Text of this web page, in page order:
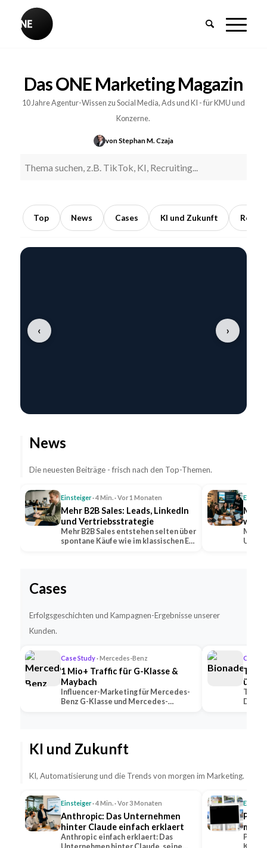
Das ONE Marketing Magazin
10 Jahre Agentur-Wissen zu Social Media, Ads und KI - für KMU und
Konzerne.
von Stephan M. Czaja
Top News Cases KI und Zukunft
PR:
Earned
Kooperationen
mit
Lesezeit
‹ ›
News
Die neuesten Beiträge - frisch nach den Top-Themen.
Einsteiger· 4 Min. · Vor 1 Monaten
Mehr B2B Sales: Leads, LinkedIn
und Vertriebsstrategie
Mehr B2B Sales entstehen selten über
spontane Käufe wie im klassischen E-
Mehr
Mehr
Cases
Erfolgsgeschichten und Kampagnen-Ergebnisse unserer
Kunden.
Case Study· Mercedes-Benz
1 Mio+ Traffic für G-Klasse &
Maybach
Influencer-Marketing für Mercedes-
Benz G-Klasse und Mercedes-
Case
KI und Zukunft
KI, Automatisierung und die Trends von morgen im Marketing.
Einsteiger· 4 Min. · Vor 3 Monaten
Anthropic: Das Unternehmen
hinter Claude einfach erklaert
Anthropic einfach erklaert: Das
mit